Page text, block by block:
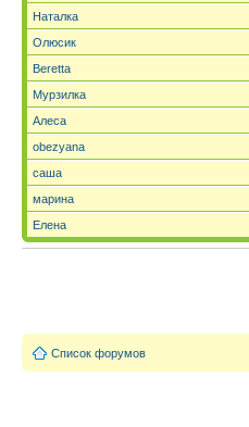
Наталка
Олюсик
Beretta
Мурзилка
Алеса
obezyana
саша
марина
Елена
Список форумов